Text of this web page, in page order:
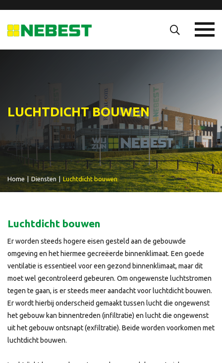
LUCHTDICHT BOUWEN
Home Diensten | Luchtdicht bouwen
Luchtdicht bouwen
Er worden steeds hogere eisen gesteld aan de gebouwde
omgeving en het hiermee gecreëerde binnenklimaat. Een goede
ventilatie is essentieel voor een gezond binnenklimaat, maar dit
moet wel gecontroleerd gebeuren. Om ongewenste luchtstromen
tegen te gaan, is er steeds meer aandacht voor luchtdicht bouwen.
Er wordt hierbij onderscheid gemaakt tussen lucht die ongewenst
het gebouw kan binnentreden (infiltratie) en lucht die ongewenst
uit het gebouw ontsnapt (exfiltratie). Beide worden voorkomen met
luchtdicht bouwen.